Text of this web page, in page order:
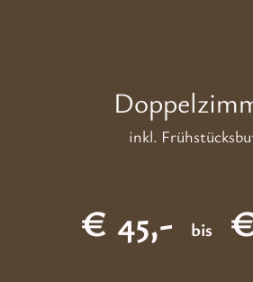
inkl.
€ 45,- bis